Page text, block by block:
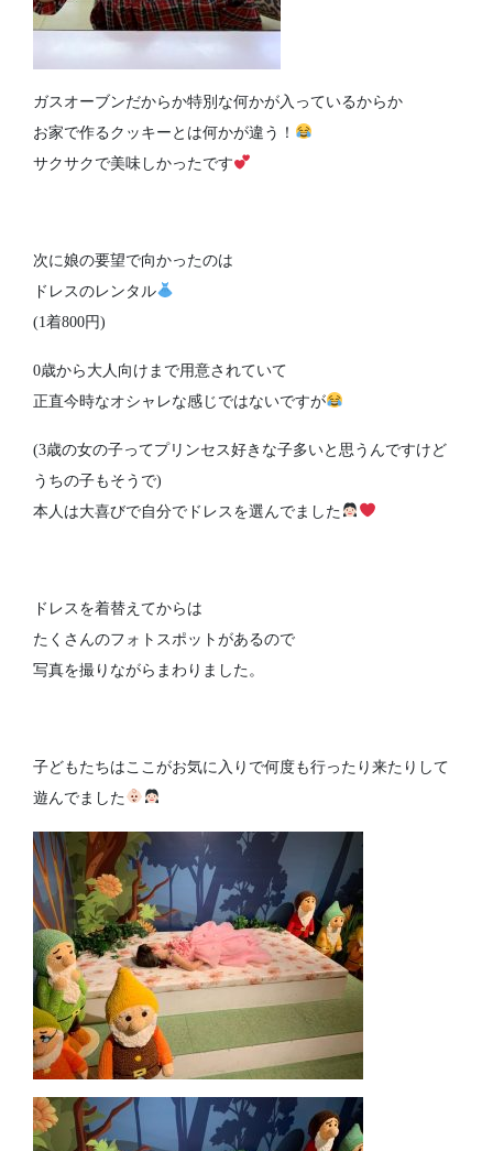
ガスオーブンだからか特別な何かが入っているからか
お家で作るクッキーとは何かが違う！
サクサクで美味しかったです
次に娘の要望で向かったのは
ドレスのレンタル
(1着800円)
0歳から大人向けまで用意されていて
正直今時なオシャレな感じではないですが
(3歳の女の子ってプリンセス好きな子多いと思うんですけど
うちの子もそうで)
本人は大喜びで自分でドレスを選んでました
ドレスを着替えてからは
たくさんのフォトスポットがあるので
写真を撮りながらまわりました。
子どもたちはここがお気に入りで何度も行ったり来たりして
遊んでました